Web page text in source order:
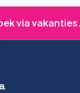
via